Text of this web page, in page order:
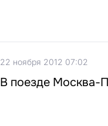
22 ноября 2012 07:02
В поезде Москва-